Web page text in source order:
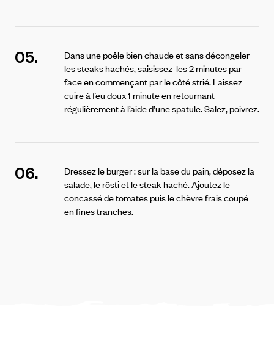
05.
Dans une poêle bien chaude et sans décongeler
les steaks hachés, saisissez-les 2 minutes par
face en commençant par le côté strié. Laissez
cuire à feu doux 1 minute en retournant
régulièrement à l’aide d’une spatule. Salez, poivrez.
06.
Dressez le burger : sur la base du pain, déposez la
salade, le rösti et le steak haché. Ajoutez le
concassé de tomates puis le chèvre frais coupé
en fines tranches.